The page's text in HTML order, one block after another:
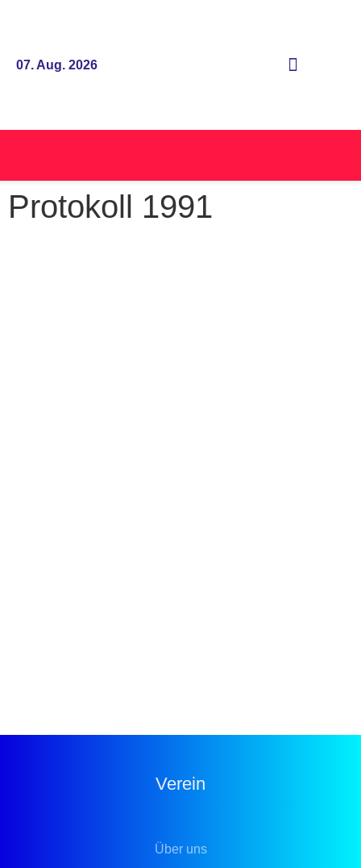
07. Aug. 2026
Protokoll 1991
Verein
Über uns